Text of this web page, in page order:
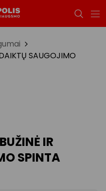
SAUGOJIMO
IR
SPINTA